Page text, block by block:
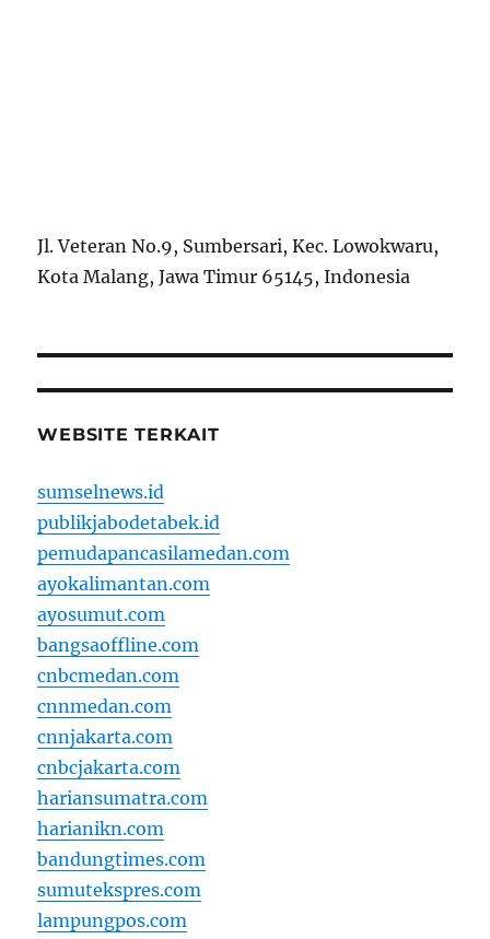
Jl. Veteran No.9, Sumbersari, Kec. Lowokwaru,
Kota Malang, Jawa Timur 65145, Indonesia
WEBSITE TERKAIT
sumselnews.id
publikjabodetabek.id
pemudapancasilamedan.com
ayokalimantan.com
ayosumut.com
bangsaoffline.com
cnbcmedan.com
cnnmedan.com
cnnjakarta.com
cnbcjakarta.com
hariansumatra.com
harianikn.com
bandungtimes.com
sumutekspres.com
lampungpos.com